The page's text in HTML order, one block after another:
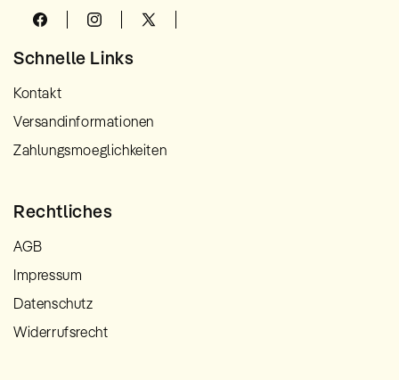
Facebook Instagram
X
Schnelle Links
Kontakt
Versandinformationen
Zahlungsmoeglichkeiten
Rechtliches
AGB
Impressum
Datenschutz
Widerrufsrecht